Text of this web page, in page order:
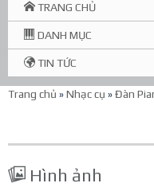
TRANG CHỦ
DANH MỤC
TIN TỨC
Trang chủ »Nhạc cụ »Đàn
Hình ảnh